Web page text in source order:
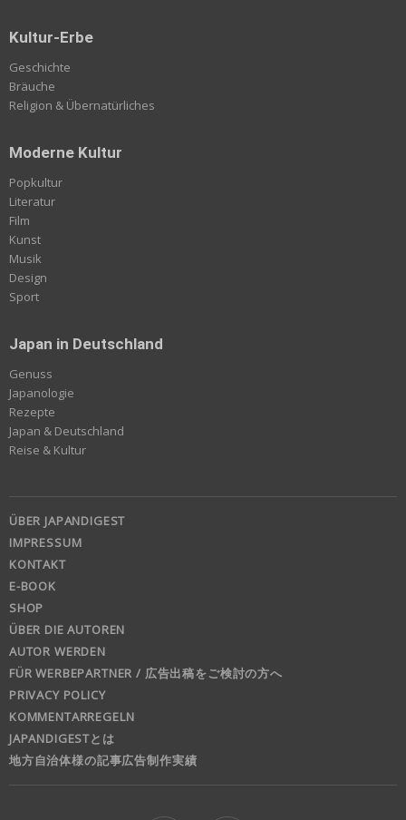
Kultur-Erbe
Geschichte
Bräuche
Religion & Übernatürliches
Moderne Kultur
Popkultur
Literatur
Film
Kunst
Musik
Design
Sport
Japan in Deutschland
Genuss
Japanologie
Rezepte
Japan & Deutschland
Reise & Kultur
ÜBER JAPANDIGEST
IMPRESSUM
KONTAKT
E-BOOK
SHOP
ÜBER DIE AUTOREN
AUTOR WERDEN
FÜR WERBEPARTNER / 広告出稿をご検討の方へ
PRIVACY POLICY
KOMMENTARREGELN
JAPANDIGESTとは
地方自治体様の記事広告制作実績